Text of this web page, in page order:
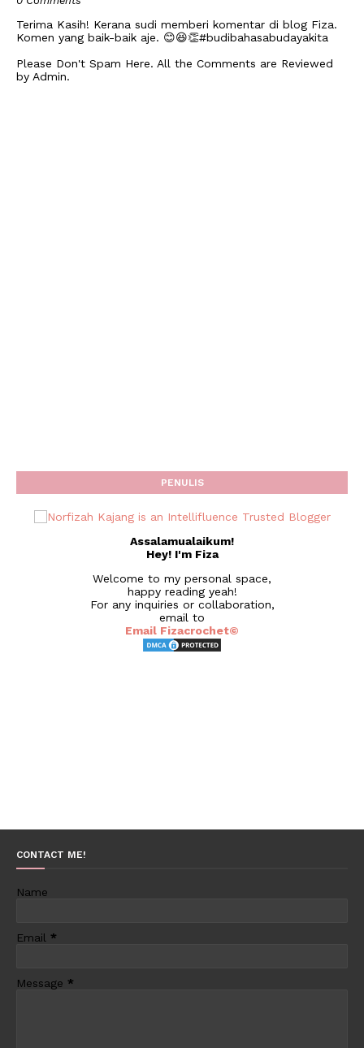
Terima Kasih! Kerana sudi memberi komentar di blog Fiza.
Komen yang baik-baik aje. 😊😆👏#budibahasabudayakita
Please Don't Spam Here. All the Comments are Reviewed
by Admin.
PENULIS
Assalamualaikum!
Hey! I'm Fiza
Welcome to my personal space,
happy reading yeah!
For any inquiries or collaboration,
email to
Email Fizacrochet©
CONTACT ME!
Name
Email *
Message *